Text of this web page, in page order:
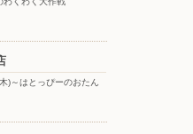
)～はとっぴーのおたん